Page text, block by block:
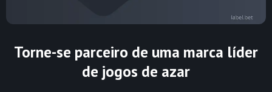
Torne-se parceiro de uma marca líder
de jogos de azar